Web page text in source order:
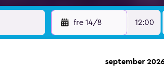
fre 14/8 12:00
september